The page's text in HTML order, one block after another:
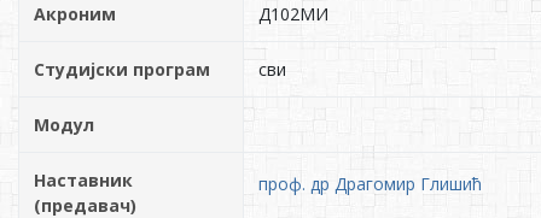
Акроним Д102МИ
Студијски програм сви
Модул
Наставник
(предавач)
проф. др Драгомир Глишић